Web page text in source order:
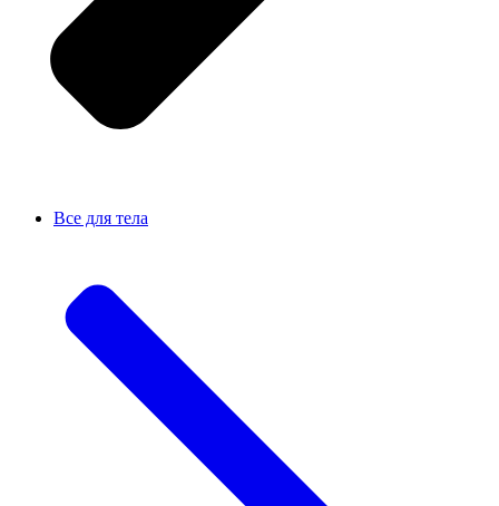
Все для тела